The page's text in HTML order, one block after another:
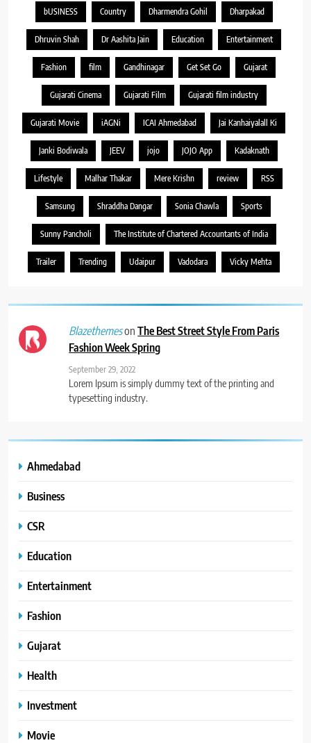
bUSINESS Country Dharmendra Gohil Dharpakad
Dhruvin Shah Dr Aashita Jain Education Entertainment
Fashion film Gandhinagar Get Set Go Gujarat
Gujarati Cinema Gujarati Film Gujarati film industry
Gujarati Movie iAGNi ICAI Ahmedabad Jai Kanhaiyalall Ki
Janki Bodiwala JEEV jojo JOJO App Kadaknath
Lifestyle Malhar Thakar Mere Krishn review RSS
Samsung Shraddha Dangar Sonia Chawla Sports
Sunny Pancholi The Institute of Chartered Accountants of India
Trailer Trending Udaipur Vadodara Vicky Mehta
BlazethemesonThe Best Street Style From Paris
Fashion Week Spring
September 29, 2022
Lorem Ipsum is simply dummy text of the printing and
typesetting industry.
Ahmedabad
Business
CSR
Education
Entertainment
Fashion
Gujarat
Health
Investment
Movie